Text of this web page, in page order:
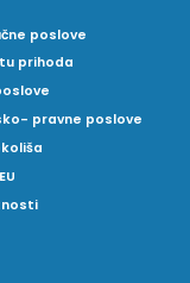
poslove
prihoda
pravne poslove